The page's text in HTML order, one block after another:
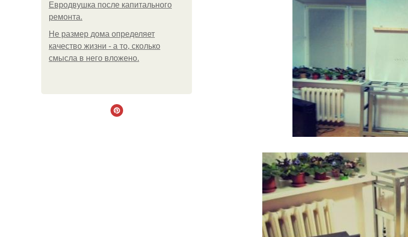
Евродвушка после капитального
ремонта.
Не размер дома определяет
качество жизни - а то, сколько
смысла в него вложено.